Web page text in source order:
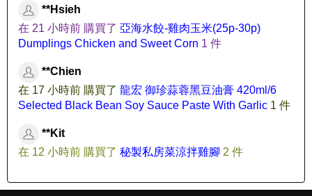
**Hsieh
在 21 小時前 購買了 亞海水餃-雞肉玉米(25p-30p)
Dumplings Chicken and Sweet Corn 1 件
**Chien
在 17 小時前 購買了 龍宏 御珍蒜蓉黑豆油膏 420ml/6
Selected Black Bean Soy Sauce Paste With Garlic 1 件
**Kit
在 12 小時前 購買了 秘製私房菜涼拌雞腳 2 件